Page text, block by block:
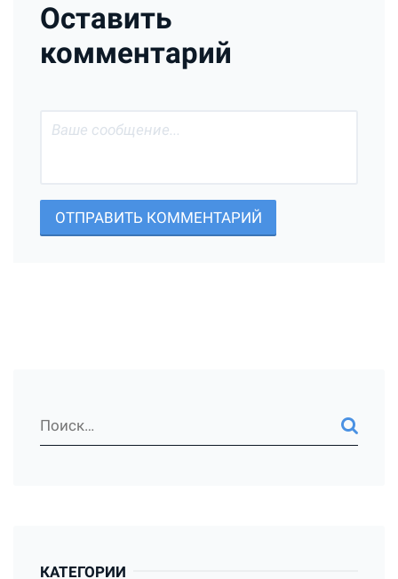
Оставить
комментарий
ОТПРАВИТЬ КОММЕНТАРИЙ
КАТЕГОРИИ